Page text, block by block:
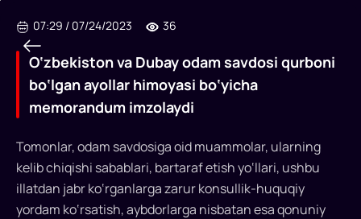
O‘zbekiston
07:29 / 07/24/2023 36
O‘zbekiston va Dubay odam savdosi qurboni
bo‘lgan ayollar himoyasi bo‘yicha
memorandum imzolaydi
Tomonlar, odam savdosiga oid muammolar, ularning
kelib chiqishi sabablari, bartaraf etish yo‘llari, ushbu
illatdan jabr ko‘rganlarga zarur konsullik-huquqiy
yordam ko‘rsatish, aybdorlarga nisbatan esa qonuniy